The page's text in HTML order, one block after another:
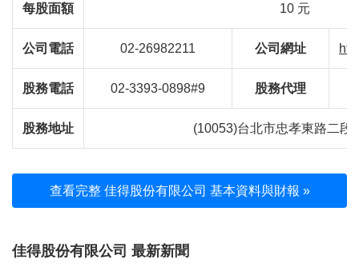
每股面額 10 元
公司電話 02-26982211 公司網址
股務電話 02-3393-0898#9 股務代理
股務地址 (10053)台北市忠孝東路二段
查看完整 佳得股份有限公司 基本資料與財報 »
佳得股份有限公司 最新新聞